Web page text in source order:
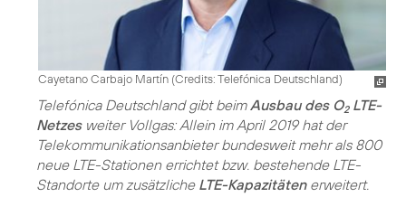
Cayetano Carbajo Martín (Credits: Telefónica Deutschland)
Telefónica Deutschland gibt beimAusbau des O2LTE-
Netzesweiter Vollgas: Allein im April 2019 hat der
Telekommunikationsanbieter bundesweit mehr als 800
neue LTE-Stationen errichtet bzw. bestehende LTE-
Standorte um zusätzliche LTE-Kapazitätenerweitert.